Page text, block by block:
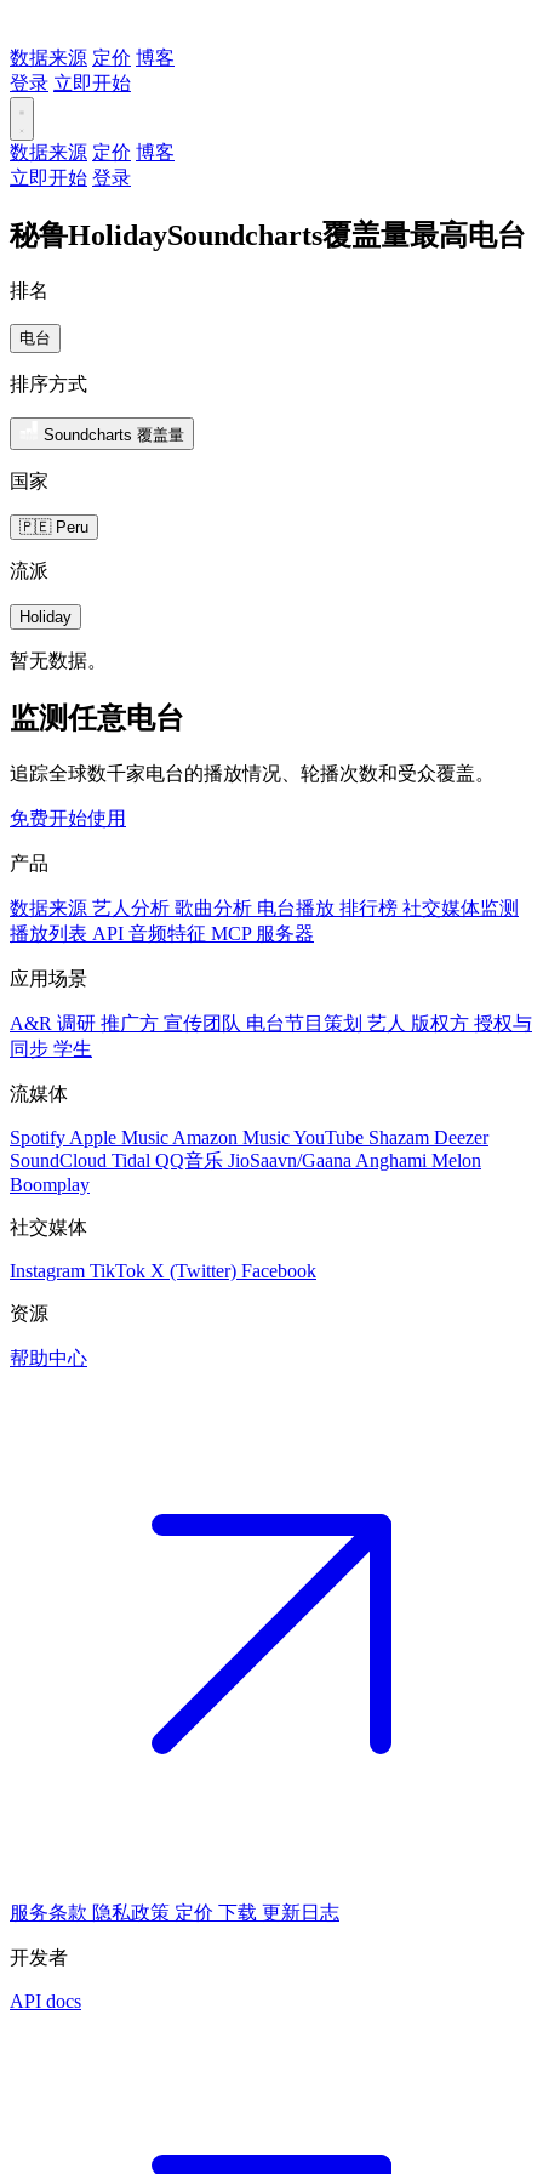
数据来源 定价 博客
登录 立即开始
数据来源 定价 博客
立即开始 登录
秘鲁HolidaySoundcharts覆盖量最高电台
排名
电台
排序方式
Soundcharts 覆盖量
国家
🇵🇪 Peru
流派
Holiday
暂无数据。
监测任意电台
追踪全球数千家电台的播放情况、轮播次数和受众覆盖。
免费开始使用
产品
数据来源 艺人分析 歌曲分析 电台播放 排行榜 社交媒体监测
播放列表 API 音频特征 MCP 服务器
应用场景
A&R 调研 推广方 宣传团队 电台节目策划 艺人 版权方 授权与
同步 学生
流媒体
Spotify Apple Music Amazon MusicYouTube Shazam Deezer
SoundCloud Tidal QQ音乐 JioSaavn/Gaana Anghami Melon
Boomplay
社交媒体
Instagram TikTok X (Twitter) Facebook
资源
帮助中心
服务条款 隐私政策 定价 下载 更新日志
开发者
API docs